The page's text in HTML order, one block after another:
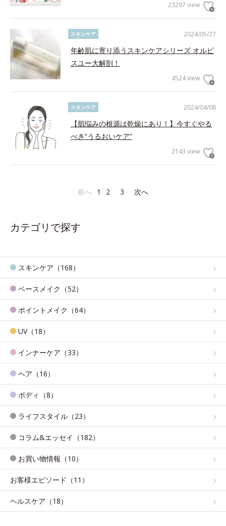
23297 view
2024/05/27
スキンケア
年齢肌に寄り添うスキンケアシリーズ オルビ
スユー大解剖！
4524 view
2024/04/08
スキンケア
【肌悩みの根源は乾燥にあり！】今すぐやる
べき“うるおいケア”
2143 view
前へ 1 2 3 次へ
カテゴリで探す
スキンケア（168）
ベースメイク（52）
ポイントメイク（64）
UV（18）
インナーケア（33）
ヘア（16）
ボディ（8）
ライフスタイル（23）
コラム&エッセイ（182）
お買い物情報（10）
お客様エピソード（11）
ヘルスケア（18）